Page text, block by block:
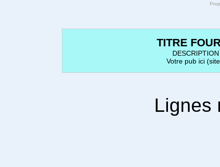
TITRE
Votre pub ici
Lignes